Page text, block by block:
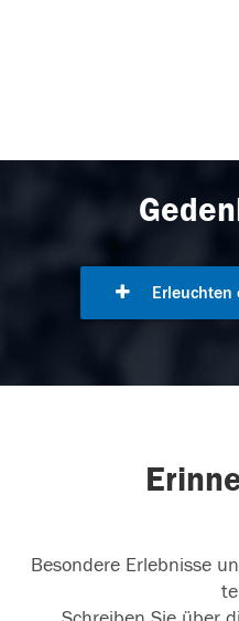
Erleuchten
Besondere Erlebnisse